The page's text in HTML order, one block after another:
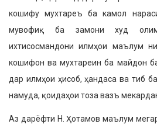
кошифу мухтареъ ба камол
мувофиқ ба замони худ
ихтисосмандони илмҳои маълум
кошифон ва мухтареин ба майдон
дар илмҳои ҳисоб, ҳандаса ва тиб
намуда, қоидаҳои тоза вазъ
Аз дарёфти Н. Ҳотамов маълум